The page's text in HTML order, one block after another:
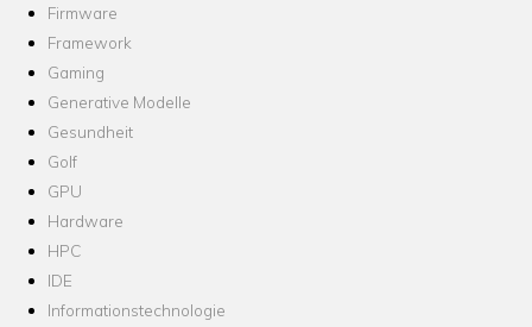
Firmware
Framework
Gaming
Generative Modelle
Gesundheit
Golf
GPU
Hardware
HPC
IDE
Informationstechnologie